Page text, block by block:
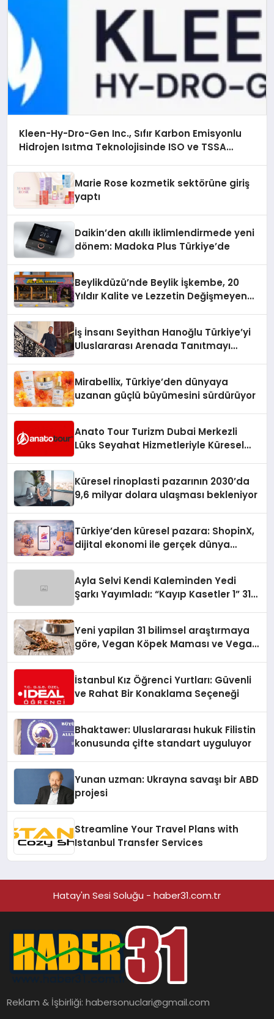
Kleen-Hy-Dro-Gen Inc., Sıfır Karbon Emisyonlu
Hidrojen Isıtma Teknolojisinde ISO ve TSSA
Marie Rose kozmetik sektörüne giriş
yaptı
Daikin’den akıllı iklimlendirmede yeni
dönem: Madoka Plus Türkiye’de
Beylikdüzü’nde Beylik İşkembe, 20
Yıldır Kalite ve Lezzetin Değişmeyen
İş İnsanı Seyithan Hanoğlu Türkiye’yi
Uluslararası Arenada Tanıtmayı
Mirabellix, Türkiye’den dünyaya
uzanan güçlü büyümesini sürdürüyor
Anato Tour Turizm Dubai Merkezli
Lüks Seyahat Hizmetleriyle Küresel
Küresel rinoplasti pazarının 2030’da
9,6 milyar dolara ulaşması bekleniyor
Türkiye’den küresel pazara: ShopinX,
dijital ekonomi ile gerçek dünya
Ayla Selvi Kendi Kaleminden Yedi
Şarkı Yayımladı: “Kayıp Kasetler 1” 31
Yeni yapilan 31 bilimsel araştırmaya
göre, Vegan Köpek Maması ve Vegan
İstanbul Kız Öğrenci Yurtları: Güvenli
ve Rahat Bir Konaklama Seçeneği
Bhaktawer: Uluslararası hukuk Filistin
konusunda çifte standart uyguluyor
Yunan uzman: Ukrayna savaşı bir ABD
projesi
Streamline Your Travel Plans with
Istanbul Transfer Services
Hatay'ın Sesi Soluğu - haber31.com.tr
Reklam & İşbirliği:habersonuclari@gmail.com